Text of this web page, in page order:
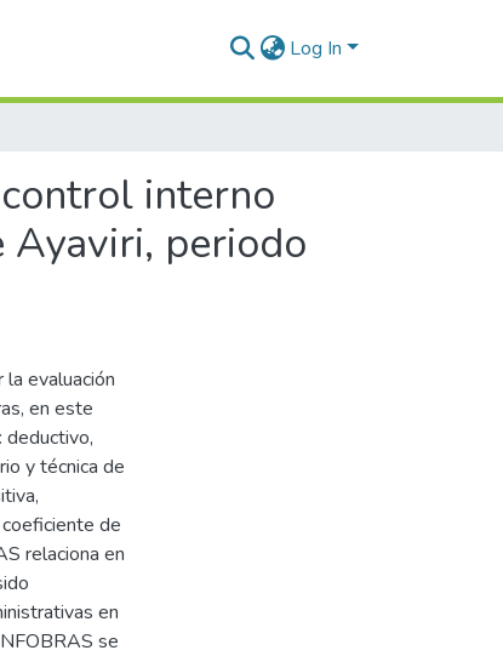
Log In
interno
periodo
evaluación
en este
deductivo,
y técnica de
de
relaciona en
en
se